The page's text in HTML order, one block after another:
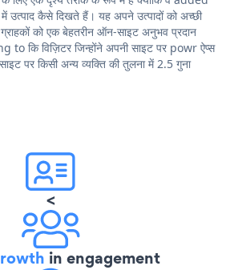
उत्पाद कैसे दिखते हैं। यह अपने उत्पादों को अच्छी
को एक बेहतरीन ऑन-साइट अनुभव प्रदान
to कि विज़िटर जिन्होंने अपनी साइट पर powr ऐप्स
पर किसी अन्य व्यक्ति की तुलना में 2.5 गुना
<
in engagement